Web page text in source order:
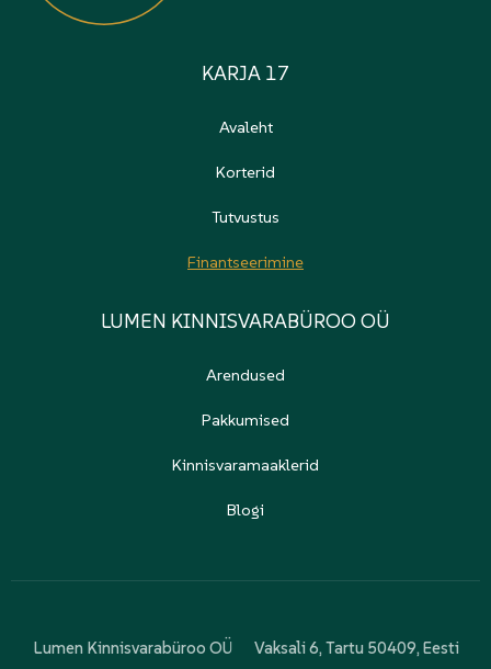
KARJA 17
Avaleht
Korterid
Tutvustus
Finantseerimine
LUMEN KINNISVARABÜROO OÜ
Arendused
Pakkumised
Kinnisvaramaaklerid
Blogi
Lumen Kinnisvarabüroo OÜ Vaksali 6, Tartu 50409, Eesti